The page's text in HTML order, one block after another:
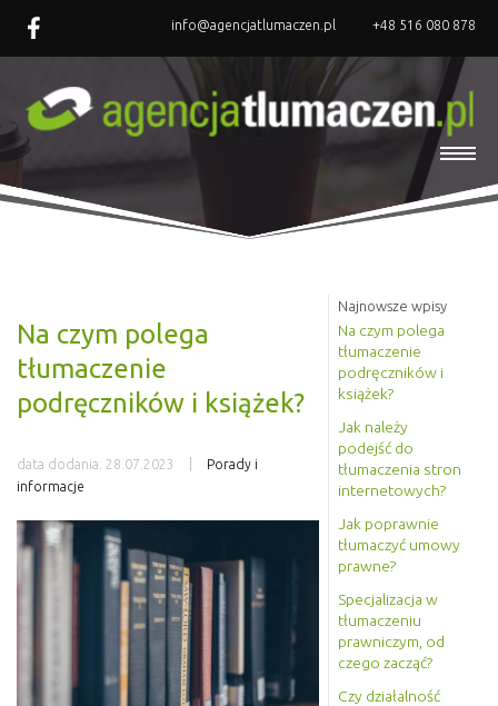
info@agencjatlumaczen.pl +48 516 080 878
Na czym polega
tłumaczenie
podręczników i książek?
data dodania: 28.07.2023
Porady i
informacje
Najnowsze wpisy
Na czym polega
tłumaczenie
podręczników i
książek?
Jak należy
podejść do
tłumaczenia stron
internetowych?
Jak poprawnie
tłumaczyć umowy
prawne?
Specjalizacja w
tłumaczeniu
prawniczym, od
czego zacząć?
Czy działalność